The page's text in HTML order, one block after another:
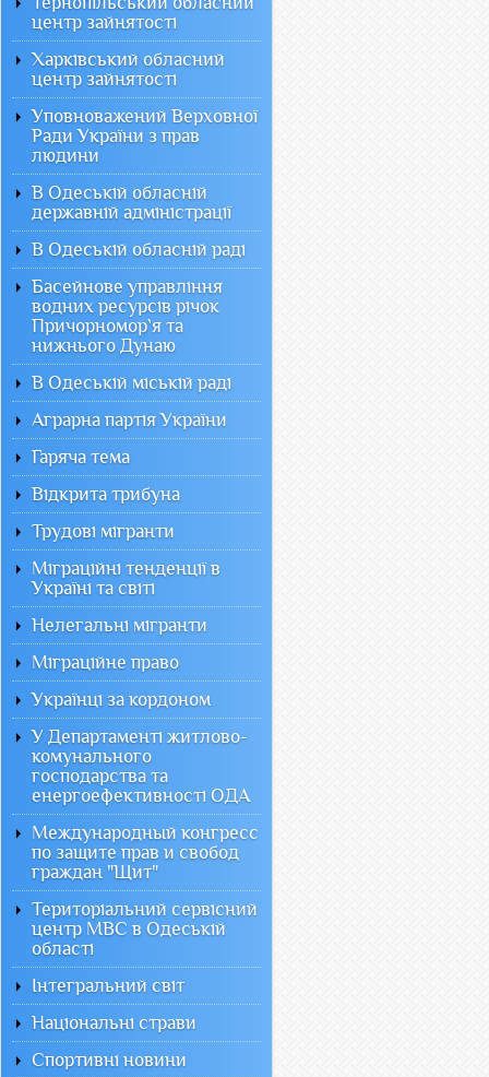
центр зайнятості
Харківський обласний
центр зайнятості
Уповноважений Верховної
Ради України з прав
людини
В Одеській обласній
державній адміністрації
В Одеській обласній раді
Басейнове управління
водних ресурсів річок
Причорномор`я та
нижнього Дунаю
В Одеській міській раді
Аграрна партія України
Гаряча тема
Відкрита трибуна
Трудові мігранти
Міграційні тенденції в
Україні та світі
Нелегальні мігранти
Міграційне право
Українці за кордоном
У Департаменті житлово-
комунального
господарства та
енергоефективності ОДА
Международный конгресс
по защите прав и свобод
граждан "Щит"
Територіальний сервісний
центр МВС в Одеській
області
Інтегральний світ
Національні страви
Спортивні новини